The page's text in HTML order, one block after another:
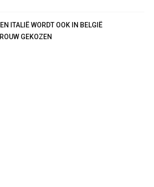
ITALIË WORDT OOK IN BELGIË
GEKOZEN